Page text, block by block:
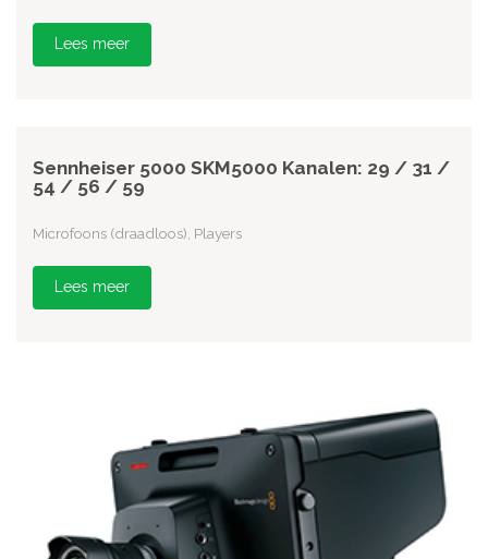
Lees meer
Sennheiser 5000 SKM5000 Kanalen: 29 / 31 /
54 / 56 / 59
Microfoons (draadloos), Players
Lees meer